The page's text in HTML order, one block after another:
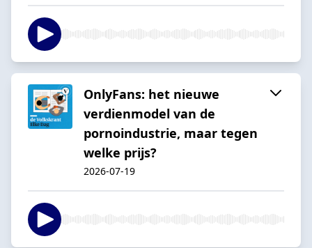
OnlyFans: het nieuwe
verdienmodel van de
pornoindustrie, maar tegen
welke prijs?
2026-07-19